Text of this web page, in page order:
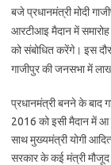
बजे प्रधानमंत्री मोदी
आरटीआइ मैदान में
को संबोधित करेंगे। इस
गाजीपुर की जनसभा में
प्रधानमंत्री बनने के
2016 को इसी मैदान में आ
साथ मुख्यमंत्री योगी
सरकार के कई मंत्री